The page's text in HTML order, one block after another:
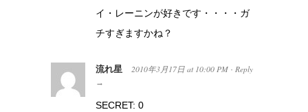
イ・レーニンが好きです・・・・ガ
チすぎますかね？
流れ星 2010年3月17日 at 10:00 PM · Reply
→
SECRET: 0